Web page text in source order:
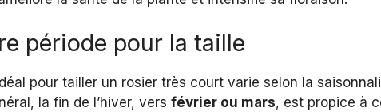
période pour la taille
pour tailler un rosier très court varie selon la
la fin de l’hiver, vers février ou mars, est propice à